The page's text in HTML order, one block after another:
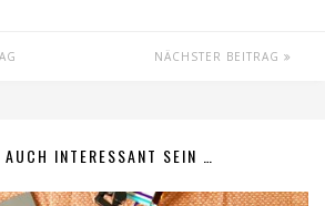
NÄCHSTER BEITRAG
AUCH INTERESSANT SEIN …